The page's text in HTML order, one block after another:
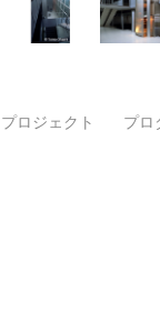
プロジェクト プロ